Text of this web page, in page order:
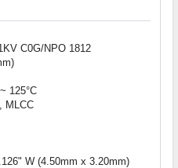
C0G/NPO 1812
125°C
MLCC
W (4.50mm x 3.20mm)